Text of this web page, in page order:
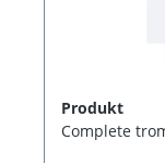
Produkt
Complete